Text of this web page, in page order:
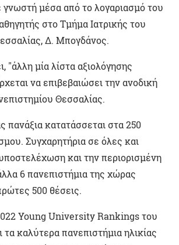
γνωστή μέσα από το λογαριασμό του
στο Τμήμα Ιατρικής του
Δ. Μπογδάνος.
"άλλη μία λίστα αξιολόγησης
να επιβεβαιώσει την ανοδική
Θεσσαλίας.
πανάξια κατατάσσεται στα 250
Συγχαρητήρια σε όλες και
και την περιορισμένη
6 πανεπιστήμια της χώρας
500 θέσεις.
Young University Rankings του
καλύτερα πανεπιστήμια ηλικίας